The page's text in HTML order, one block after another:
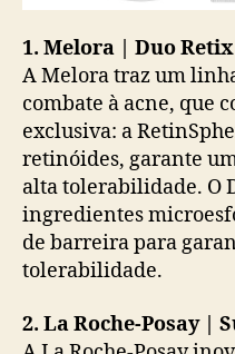
1. Melora | Duo
A Melora traz um
combate à acne, que
exclusiva: a
retinóides, garante
alta tolerabilidade. O
ingredientes
de barreira para
tolerabilidade.
2. La Roche-Posay |